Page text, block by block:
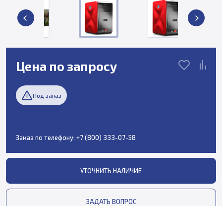
Цена по запросу
Под заказ
Заказ по телефону: +7 (800) 333-07-58
УТОЧНИТЬ НАЛИЧИЕ
ЗАДАТЬ ВОПРОС